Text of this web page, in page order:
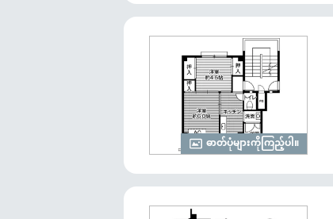
ဓာတ်ပုံများကိုကြည့်ပါ။